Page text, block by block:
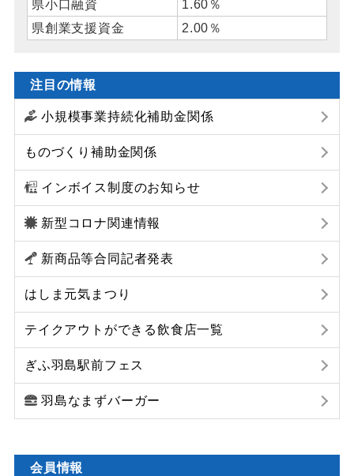
県小口融資
1.60％
県創業支援資金
2.00％
注目の情報
小規模事業持続化補助金関係
ものづくり補助金関係
インボイス制度のお知らせ
新型コロナ関連情報
新商品等合同記者発表
はしま元気まつり
テイクアウトができる飲食店一覧
ぎふ羽島駅前フェス
羽島なまずバーガー
会員情報